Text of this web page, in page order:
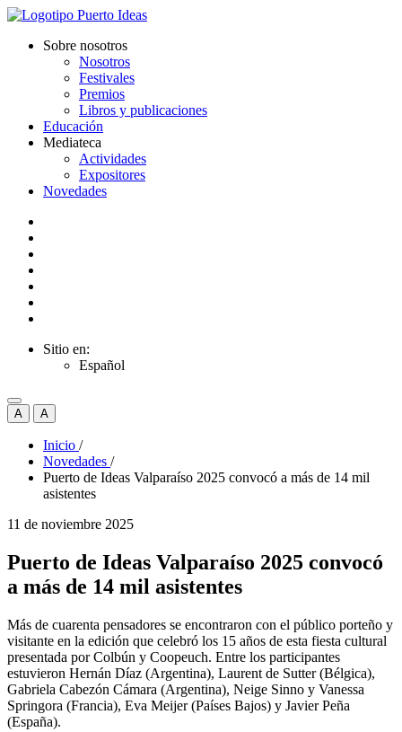
Sobre nosotros
Nosotros
Festivales
Premios
Libros y publicaciones
Educación
Mediateca
Actividades
Expositores
Novedades
Sitio en:
Español
A A
Inicio /
Novedades /
Puerto de Ideas Valparaíso 2025 convocó a más de 14 mil
asistentes
11 de noviembre 2025
Puerto de Ideas Valparaíso 2025 convocó
a más de 14 mil asistentes
Más de cuarenta pensadores se encontraron con el público porteño y
visitante en la edición que celebró los 15 años de esta fiesta cultural
presentada por Colbún y Coopeuch. Entre los participantes
estuvieron Hernán Díaz (Argentina), Laurent de Sutter (Bélgica),
Gabriela Cabezón Cámara (Argentina), Neige Sinno y Vanessa
Springora (Francia), Eva Meijer (Países Bajos) y Javier Peña
(España).